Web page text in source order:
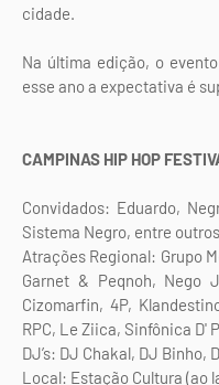
cidade.
Na última edição, o
esse ano a expectativa é
CAMPINAS HIP HOP
Convidados: Eduardo,
Sistema Negro, entre
Atrações Regional: Grupo
Garnet & Peqnoh, Nego
Cizomarfin, 4P,
RPC, Le Ziica, Sinfônica D'
DJ’s: DJ Chakal, DJ Binho,
Local: Estação Cultura (ao